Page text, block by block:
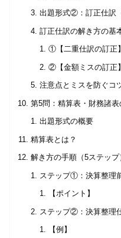
出題形式②：訂正仕訳
訂正仕訳の解き方の基
①【二重仕訳の訂正】
②【金額ミスの訂正】
注意点とミスを防ぐコ
第5問：精算表・財務諸表
出題形式の概要
精算表とは？
解き方の手順（5ステップ
ステップ①：決算整理
【ポイント】
ステップ②：決算整理
【例】